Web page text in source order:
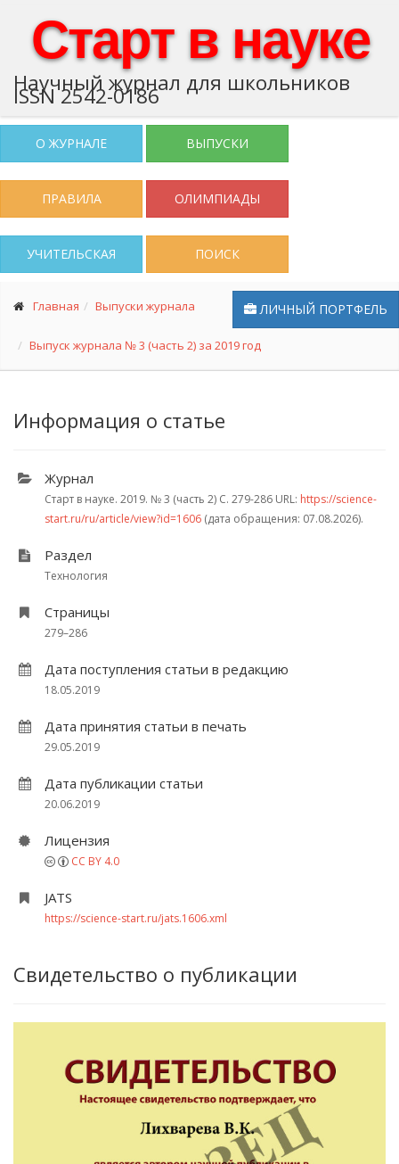
Старт в науке
Научный журнал для школьников
ISSN 2542-0186
О ЖУРНАЛЕ ВЫПУСКИ
ПРАВИЛА ОЛИМПИАДЫ
УЧИТЕЛЬСКАЯ ПОИСК
ЛИЧНЫЙ ПОРТФЕЛЬ
Главная Выпуски журнала
Выпуск журнала № 3 (часть 2) за 2019 год
Информация о статье
Журнал
Старт в науке. 2019. № 3 (часть 2) С. 279-286 URL: https://science-
start.ru/ru/article/view?id=1606 (дата обращения: 07.08.2026).
Раздел
Технология
Страницы
279–286
Дата поступления статьи в редакцию
18.05.2019
Дата принятия статьи в печать
29.05.2019
Дата публикации статьи
20.06.2019
Лицензия
CC BY 4.0
JATS
https://science-start.ru/jats.1606.xml
Свидетельство о публикации